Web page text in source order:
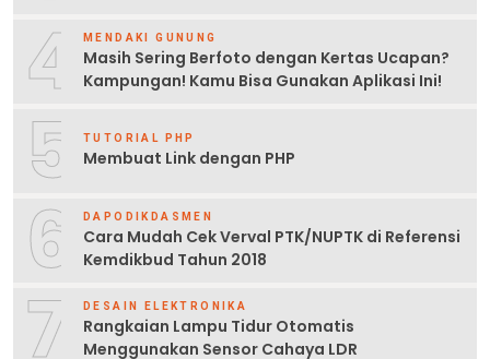
4 MENDAKI GUNUNG
Masih Sering Berfoto dengan Kertas Ucapan?
Kampungan! Kamu Bisa Gunakan Aplikasi Ini!
5 TUTORIAL PHP
Membuat Link dengan PHP
6 DAPODIKDASMEN
Cara Mudah Cek Verval PTK/NUPTK di Referensi
Kemdikbud Tahun 2018
7 DESAIN ELEKTRONIKA
Rangkaian Lampu Tidur Otomatis
Menggunakan Sensor Cahaya LDR